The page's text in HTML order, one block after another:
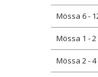
Mössa 6 -
Mössa 1 -
Mössa 2 -